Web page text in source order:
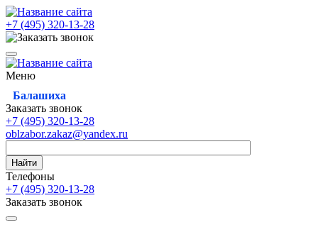
+7 (495) 320-13-28
Меню
Балашиха
Заказать звонок
+7 (495) 320-13-28
oblzabor.zakaz@yandex.ru
Найти
Телефоны
+7 (495) 320-13-28
Заказать звонок